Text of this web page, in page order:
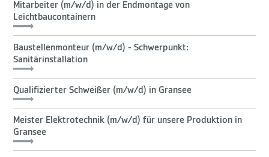
Mitarbeiter (m/w/d) in der Endmontage von
Leichtbaucontainern
Baustellenmonteur (m/w/d) - Schwerpunkt:
Sanitärinstallation
Qualifizierter Schweißer (m/w/d) in Gransee
Meister Elektrotechnik (m/w/d) für unsere Produktion in
Gransee